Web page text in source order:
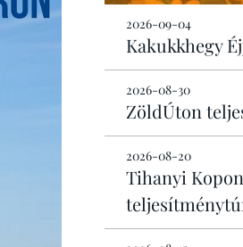
2026-09-04
Kakukkhegy
2026-08-30
ZöldÚton
2026-08-20
Tihanyi